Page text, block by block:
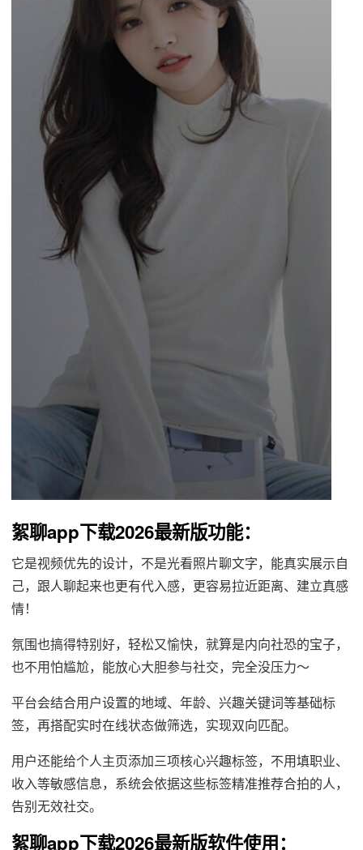
絮聊app下载2026最新版功能：
它是视频优先的设计，不是光看照片聊文字，能真实展示自
己，跟人聊起来也更有代入感，更容易拉近距离、建立真感
情！
氛围也搞得特别好，轻松又愉快，就算是内向社恐的宝子，
也不用怕尴尬，能放心大胆参与社交，完全没压力～
平台会结合用户设置的地域、年龄、兴趣关键词等基础标
签，再搭配实时在线状态做筛选，实现双向匹配。
用户还能给个人主页添加三项核心兴趣标签，不用填职业、
收入等敏感信息，系统会依据这些标签精准推荐合拍的人，
告别无效社交。
絮聊app下载2026最新版软件使用：